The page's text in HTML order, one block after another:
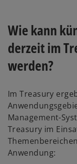
Wie kann
derzeit im
werden?
Im Treasury
Management-
Treasury im
Anwendung: